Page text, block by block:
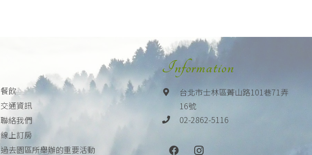
餐飲
交通資訊
聯絡我們
線上訂房
過去園區所舉辦的重要活動
Information
台北市士林區菁山路101巷71弄
16號
02-2862-5116